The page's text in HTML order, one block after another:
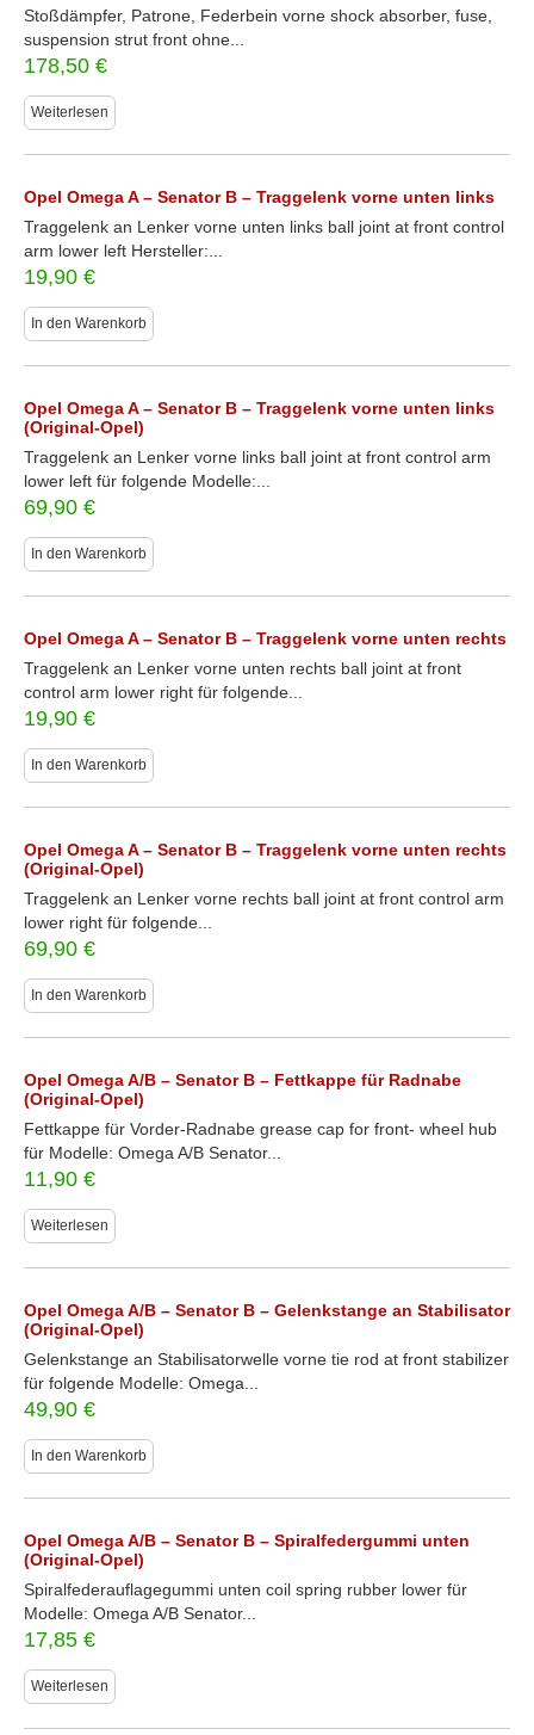
Stoßdämpfer, Patrone, Federbein vorne shock absorber, fuse,
suspension strut front ohne...
178,50 €
Weiterlesen
Opel Omega A – Senator B – Traggelenk vorne unten links
Traggelenk an Lenker vorne unten links ball joint at front control
arm lower left Hersteller:...
19,90 €
In den Warenkorb
Opel Omega A – Senator B – Traggelenk vorne unten links
(Original-Opel)
Traggelenk an Lenker vorne links ball joint at front control arm
lower left für folgende Modelle:...
69,90 €
In den Warenkorb
Opel Omega A – Senator B – Traggelenk vorne unten rechts
Traggelenk an Lenker vorne unten rechts ball joint at front
control arm lower right für folgende...
19,90 €
In den Warenkorb
Opel Omega A – Senator B – Traggelenk vorne unten rechts
(Original-Opel)
Traggelenk an Lenker vorne rechts ball joint at front control arm
lower right für folgende...
69,90 €
In den Warenkorb
Opel Omega A/B – Senator B – Fettkappe für Radnabe
(Original-Opel)
Fettkappe für Vorder-Radnabe grease cap for front- wheel hub
für Modelle: Omega A/B Senator...
11,90 €
Weiterlesen
Opel Omega A/B – Senator B – Gelenkstange an Stabilisator
(Original-Opel)
Gelenkstange an Stabilisatorwelle vorne tie rod at front stabilizer
für folgende Modelle: Omega...
49,90 €
In den Warenkorb
Opel Omega A/B – Senator B – Spiralfedergummi unten
(Original-Opel)
Spiralfederauflagegummi unten coil spring rubber lower für
Modelle: Omega A/B Senator...
17,85 €
Weiterlesen